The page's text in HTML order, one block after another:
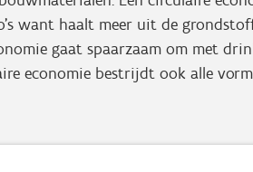
want haalt meer uit de
gaat spaarzaam om met
economie bestrijdt ook alle